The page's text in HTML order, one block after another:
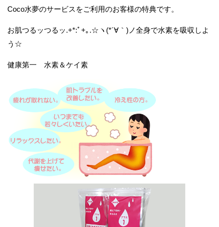
Coco水夢のサービスをご利用のお客様の特典です。
お肌つるッつるッ.+*:ﾟ+｡.☆ヽ(*´∀｀)ノ全身で水素を吸収しよ
う☆
健康第一 水素＆ケイ素